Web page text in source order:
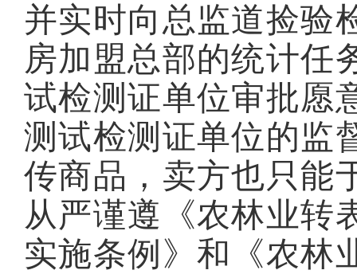
并实时向总监道捡验
房加盟总部的统计任
试检测证单位审批愿
测试检测证单位的监
传商品，卖方也只能
从严谨遵《农林业转
实施条例》和《农林